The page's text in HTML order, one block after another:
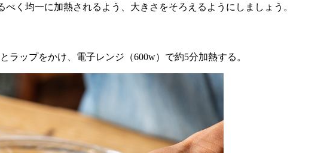
く均一に加熱されるよう、大きさをそろえるようにしましょう。
ラップをかけ、電子レンジ（600w）で約5分加熱する。